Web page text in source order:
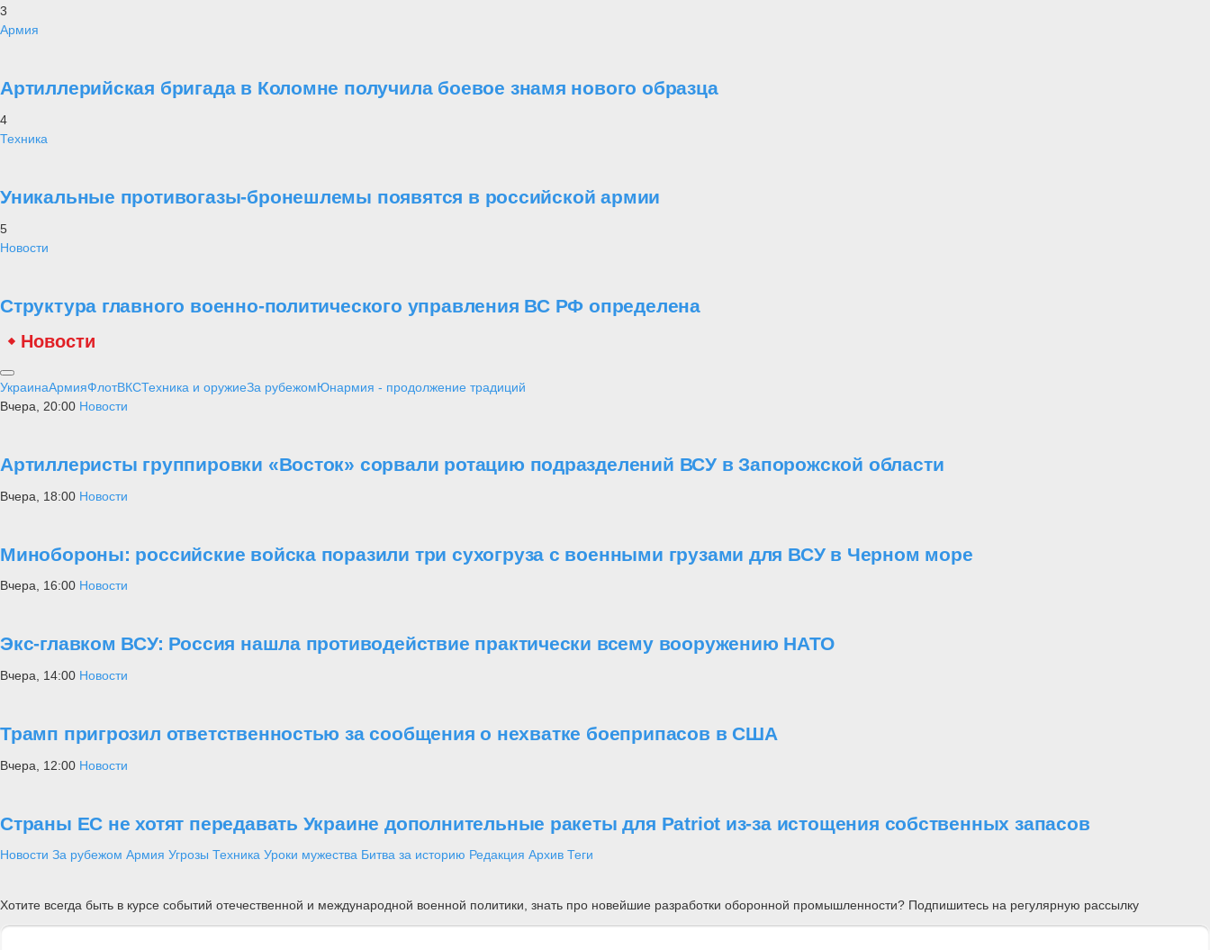
3
Армия
Артиллерийская бригада в Коломне получила боевое знамя нового образца
4
Техника
Уникальные противогазы-бронешлемы появятся в российской армии
5
Новости
Структура главного военно-политического управления ВС РФ определена
Новости
УкраинаАрмияФлотВКСТехника и оружиеЗа рубежомЮнармия - продолжение традиций
Вчера, 20:00 Новости
Артиллеристы группировки «Восток» сорвали ротацию подразделений ВСУ в Запорожской области
Вчера, 18:00 Новости
Минобороны: российские войска поразили три сухогруза с военными грузами для ВСУ в Черном море
Вчера, 16:00 Новости
Экс-главком ВСУ: Россия нашла противодействие практически всему вооружению НАТО
Вчера, 14:00 Новости
Трамп пригрозил ответственностью за сообщения о нехватке боеприпасов в США
Вчера, 12:00 Новости
Страны ЕС не хотят передавать Украине дополнительные ракеты для Patriot из-за истощения собственных запасов
Новости За рубежом Армия Угрозы Техника Уроки мужества Битва за историю Редакция Архив Теги
Хотите всегда быть в курсе событий отечественной и международной военной политики, знать про новейшие разработки оборонной промышленности? Подпишитесь на регулярную рассылку